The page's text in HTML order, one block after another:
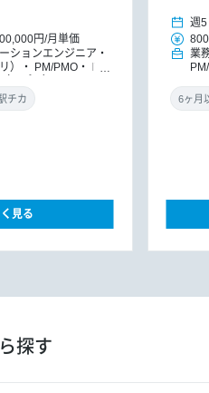
円/月単価
ションエンジニア
）
PM/PMO
チカ
見る
週5
業
探す